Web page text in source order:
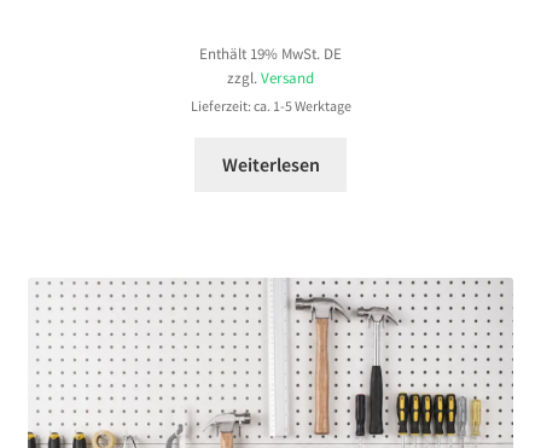
Enthält 19% MwSt. DE
zzgl. Versand
Lieferzeit: ca. 1-5 Werktage
Weiterlesen